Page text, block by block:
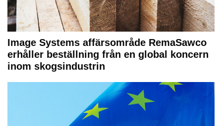
Image Systems affärsområde RemaSawco
erhåller beställning från en global koncern
inom skogsindustrin